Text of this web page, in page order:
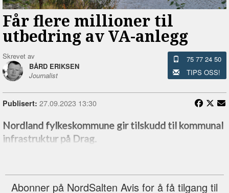
Får flere millioner til
utbedring av VA-anlegg
Skrevet av
BÅRD ERIKSEN
Journalist
75 77 24 50
TIPS OSS!
Publisert: 27.09.2023 13:30
Nordland fylkeskommune gir tilskudd til kommunal
infrastruktur på Drag.
Abonner på NordSalten Avis for å få tilgang til